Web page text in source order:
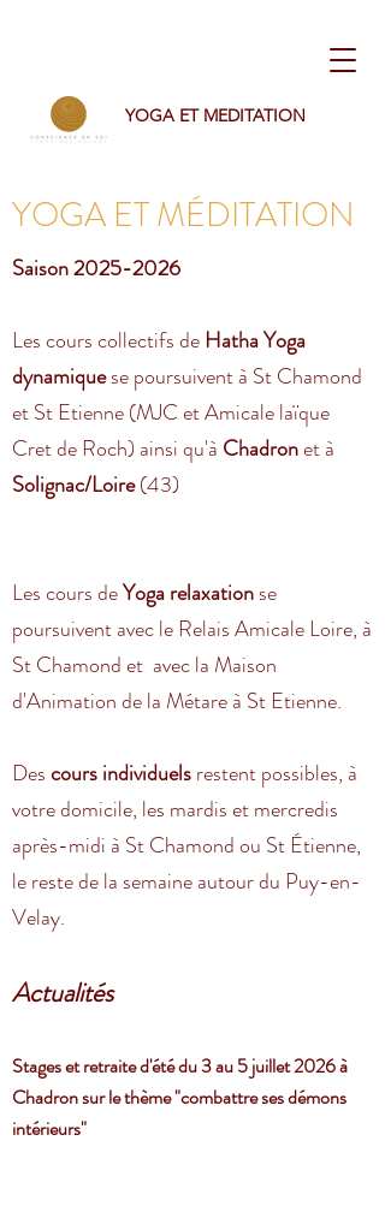
YOGA ET MEDITATION
YOGA ET MÉDITATION
Saison2025-2026
Les cours collectifs deHatha Yoga
dynamiquese poursuivent à St Chamond
et St Etienne (MJC et Amicale laïque
Cret de Roch)​ ainsi qu'à Chadronet à
Solignac/Loire(43)
Les cours deYoga relaxationse
poursuivent avec le Relais Amicale Loire, à
St Chamond et avec la Maison
d'Animation de la Métare à St Etienne.
Descours individuelsrestent possibles, à
votre domicile, les mardis et mercredis
après-midi à St Chamond ou St Étienne,
le reste de la semaine autour du Puy-en-
Velay.
Actualités
Stages et retraite d'été du 3 au 5 juillet 2026 à
Chadron sur le thème "combattre ses démons
intérieurs"